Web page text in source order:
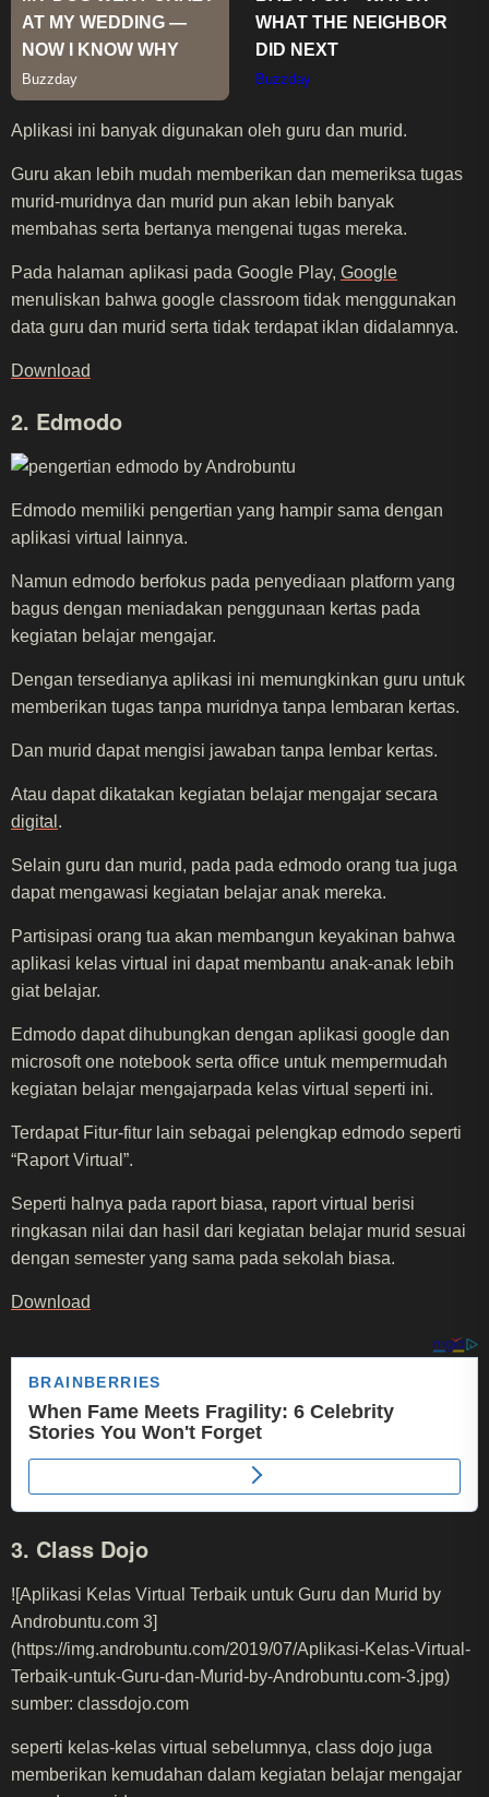
Aplikasi ini banyak digunakan oleh guru dan murid.
Guru akan lebih mudah memberikan dan memeriksa tugas
murid-muridnya dan murid pun akan lebih banyak
membahas serta bertanya mengenai tugas mereka.
Pada halaman aplikasi pada Google Play, Google
menuliskan bahwa google classroom tidak menggunakan
data guru dan murid serta tidak terdapat iklan didalamnya.
Download
2. Edmodo
Edmodo memiliki pengertian yang hampir sama dengan
aplikasi virtual lainnya.
Namun edmodo berfokus pada penyediaan platform yang
bagus dengan meniadakan penggunaan kertas pada
kegiatan belajar mengajar.
Dengan tersedianya aplikasi ini memungkinkan guru untuk
memberikan tugas tanpa muridnya tanpa lembaran kertas.
Dan murid dapat mengisi jawaban tanpa lembar kertas.
Atau dapat dikatakan kegiatan belajar mengajar secara
digital .
Selain guru dan murid, pada pada edmodo orang tua juga
dapat mengawasi kegiatan belajar anak mereka.
Partisipasi orang tua akan membangun keyakinan bahwa
aplikasi kelas virtual ini dapat membantu anak-anak lebih
giat belajar.
Edmodo dapat dihubungkan dengan aplikasi google dan
microsoft one notebook serta office untuk mempermudah
kegiatan belajar mengajarpada kelas virtual seperti ini.
Terdapat Fitur-fitur lain sebagai pelengkap edmodo seperti
“Raport Virtual”.
Seperti halnya pada raport biasa, raport virtual berisi
ringkasan nilai dan hasil dari kegiatan belajar murid sesuai
dengan semester yang sama pada sekolah biasa.
Download
3. Class Dojo
![Aplikasi Kelas Virtual Terbaik untuk Guru dan Murid by
Androbuntu.com 3]
(https://img.androbuntu.com/2019/07/Aplikasi-Kelas-Virtual-
Terbaik-untuk-Guru-dan-Murid-by-Androbuntu.com-3.jpg)
sumber: classdojo.com
seperti kelas-kelas virtual sebelumnya, class dojo juga
memberikan kemudahan dalam kegiatan belajar mengajar